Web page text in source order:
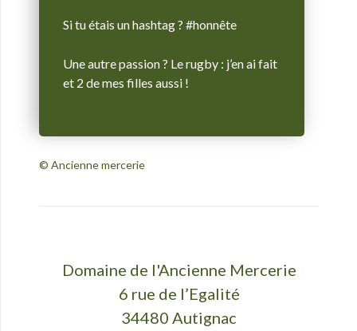
Si tu étais un hashtag ? #honnête
Une autre passion ? Le rugby : j’en ai fait
et 2 de mes filles aussi !
© Ancienne mercerie
Domaine de l'Ancienne Mercerie
6 rue de l’Egalité
34480 Autignac